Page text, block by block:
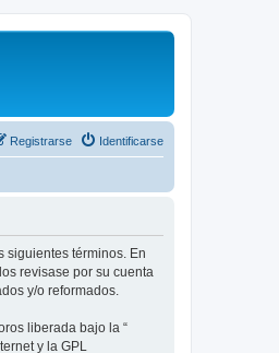
Identificarse
Registrarse
siguientes términos. En
revisase por su cuenta
y/o reformados.
liberada bajo la “
y la GPL